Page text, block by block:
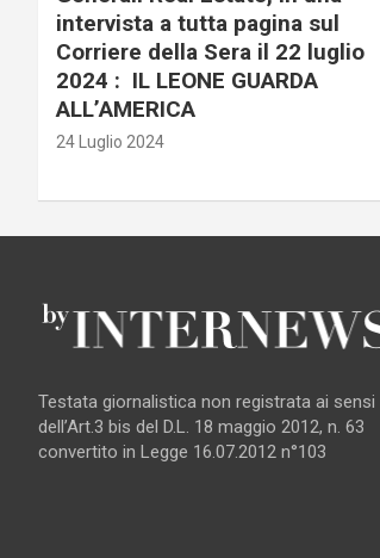
intervista a tutta pagina sul
Corriere della Sera il 22 luglio
2024 : IL LEONE GUARDA
ALL’AMERICA
24 Luglio 2024
Testata giornalistica non registrata ai sensi
dell’Art.3 bis del D.L. 18 maggio 2012, n. 63
convertito in Legge 16.07.2012 n°103